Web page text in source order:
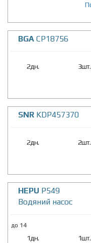
BGA CP18756
2дн. 3шт.
SNR KDP457370
2дн. 2шт.
HEPU P549
Водяний насос
до 14
1дн. 1шт.